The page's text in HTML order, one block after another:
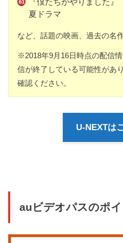
『僕たちがやりました
夏ドラマ
など、話題の映画、過去の名
※2018年9月16日時点の配信
信が終了している可能性があ
確認ください。
U-NEXTは
auビデオパスのポイ